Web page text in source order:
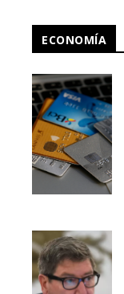
ECONOMÍA